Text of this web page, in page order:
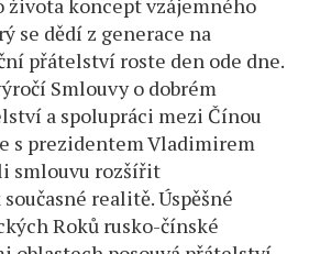
se dědí z generace na
přátelství roste den ode dne.
Smlouvy o dobrém
a spolupráci mezi Čínou
s prezidentem Vladimirem
smlouvu rozšířit
realitě. Úspěšné
Roků rusko-čínské